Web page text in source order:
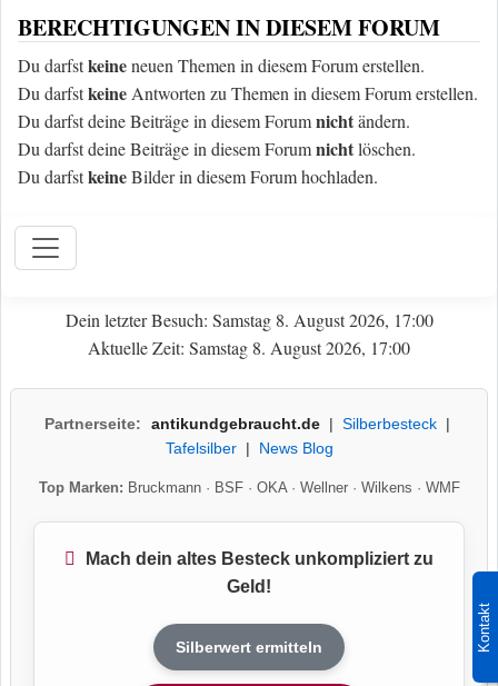
Kontakt
BERECHTIGUNGEN IN DIESEM FORUM
Du darfstkeineneuen Themen in diesem Forum erstellen.
Du darfstkeine Antworten zu Themen in diesem Forum erstellen.
Du darfst deine Beiträge in diesem Forumnichtändern.
Du darfst deine Beiträge in diesem Forumnichtlöschen.
Du darfstkeineBilder in diesem Forum hochladen.
Dein letzter Besuch: Samstag 8. August 2026, 17:00
Aktuelle Zeit: Samstag 8. August 2026, 17:00
Partnerseite: antikundgebraucht.de| Silberbesteck|
Tafelsilber| News Blog
Top Marken: Bruckmann· BSF· OKA· Wellner· Wilkens · WMF
Mach dein altes Besteck unkompliziert zu
Geld!
Silberwert ermitteln